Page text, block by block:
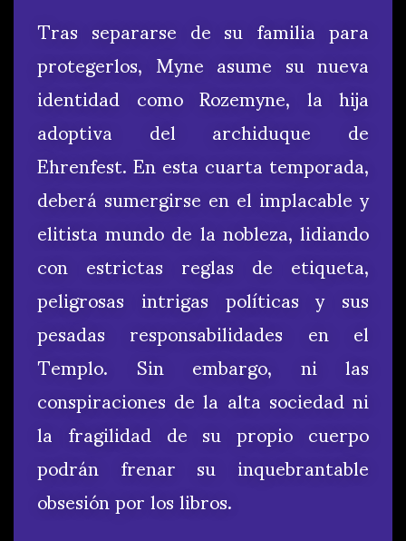
Tras separarse de su familia para
protegerlos, Myne asume su nueva
identidad como Rozemyne, la hija
adoptiva del archiduque de
Ehrenfest. En esta cuarta temporada,
deberá sumergirse en el implacable y
elitista mundo de la nobleza, lidiando
con estrictas reglas de etiqueta,
peligrosas intrigas políticas y sus
pesadas responsabilidades en el
Templo. Sin embargo, ni las
conspiraciones de la alta sociedad ni
la fragilidad de su propio cuerpo
podrán frenar su inquebrantable
obsesión por los libros.